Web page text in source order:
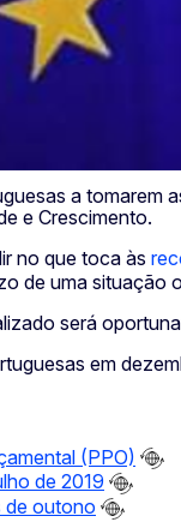
a tomarem
e Crescimento.
no que toca às
de uma situação
será
em
(PPO)
de 2019
de outono